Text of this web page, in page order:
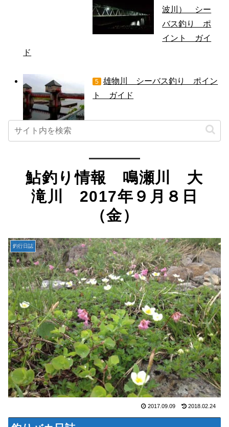
波川） シー
バス釣り ポ
イント ガイ
ド
5
雄物川 シーバス釣り ポイン
ト ガイド
鮎釣り情報 鳴瀬川 大
滝川 2017年９月８日
（金）
釣行日誌
2017.09.09 2018.02.24